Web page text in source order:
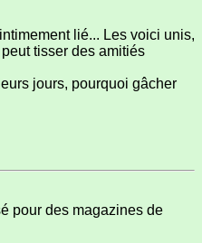
lié... Les voici unis,
tisser des amitiés
jours, pourquoi gâcher
pour des magazines de